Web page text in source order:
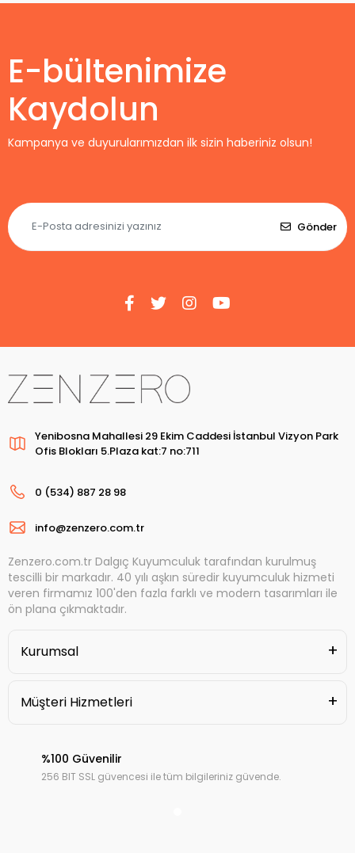
E-bültenimize
Kaydolun
Kampanya ve duyurularımızdan ilk sizin haberiniz olsun!
Gönder
Yenibosna Mahallesi 29 Ekim Caddesi İstanbul Vizyon Park
Ofis Blokları 5.Plaza kat:7 no:711
0 (534) 887 28 98
info@zenzero.com.tr
Zenzero.com.tr Dalgıç Kuyumculuk tarafından kurulmuş
tescilli bir markadır. 40 yılı aşkın süredir kuyumculuk hizmeti
veren firmamız 100'den fazla farklı ve modern tasarımları ile
ön plana çıkmaktadır.
Kurumsal
Müşteri Hizmetleri
%100 Güvenilir
256 BIT SSL güvencesi ile tüm bilgileriniz güvende.